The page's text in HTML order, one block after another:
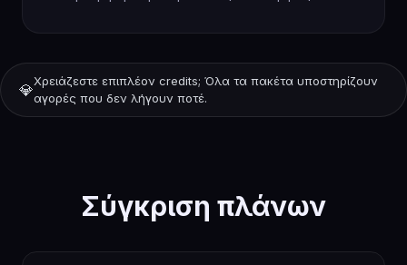
💎Χρειάζεστε επιπλέον credits; Όλα τα πακέτα υποστηρίζουν
αγορές που δεν λήγουν ποτέ.
Σύγκριση πλάνων